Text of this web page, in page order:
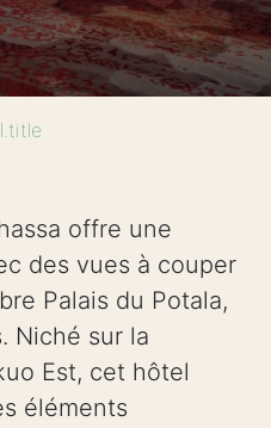
offre une
des vues à couper
Palais du Potala,
Niché sur la
Est, cet hôtel
éléments